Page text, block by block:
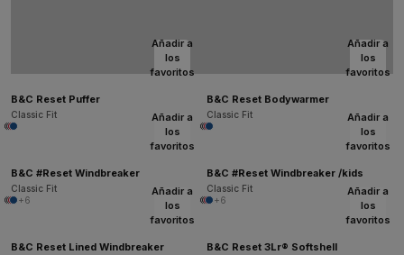
Añadir a
los
favoritos
B&C Reset Puffer
Classic Fit
Añadir a
los
favoritos
B&C Reset Bodywarmer
Classic Fit
Añadir a
los
favoritos
B&C #Reset Windbreaker
Classic Fit
+6
Añadir a
los
favoritos
B&C #Reset Windbreaker /kids
Classic Fit
+6
Añadir a
los
favoritos
B&C Reset Lined Windbreaker
Añadir a
los
favoritos
B&C Reset 3Lr® Softshell